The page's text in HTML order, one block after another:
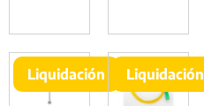
Liquidación Liquidación